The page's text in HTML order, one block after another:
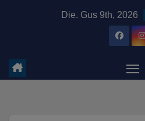
Die. Gus 9th, 2026